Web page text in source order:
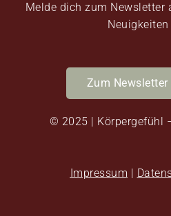
Melde dich zum Newsletter
Neuigkeiten
Zum Newsletter
© 2025 | Körpergefühl
Impressum |